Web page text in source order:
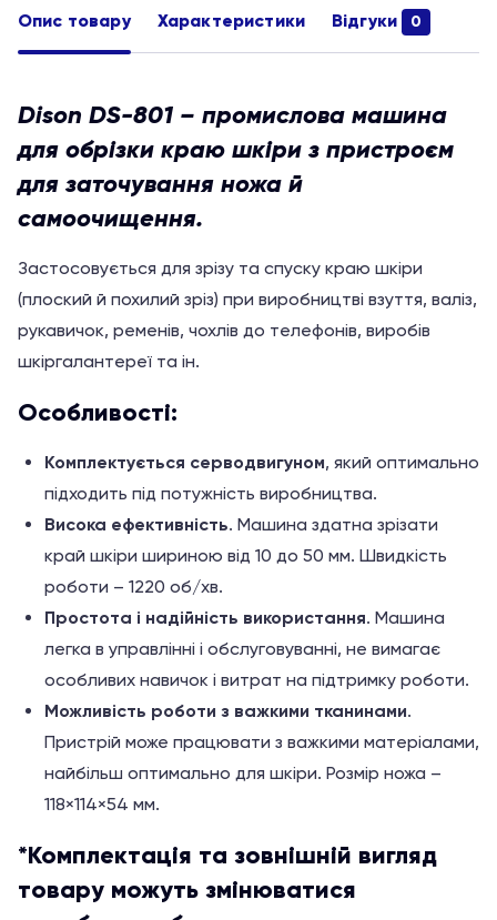
Опис товару Характеристики Відгуки 0
Dison DS-801 – промислова машина
для обрізки краю шкіри з пристроєм
для заточування ножа й
самоочищення.
Застосовується для зрізу та спуску краю шкіри
(плоский й похилий зріз) при виробництві взуття, валіз,
рукавичок, ременів, чохлів до телефонів, виробів
шкіргалантереї та ін.
Особливості:
Комплектується серводвигуном, який оптимально
підходить під потужність виробництва.
Висока ефективність. Машина здатна зрізати
край шкіри шириною від 10 до 50 мм. Швидкість
роботи – 1220 об/хв.
Простота і надійність використання. Машина
легка в управлінні і обслуговуванні, не вимагає
особливих навичок і витрат на підтримку роботи.
Можливість роботи з важкими тканинами.
Пристрій може працювати з важкими матеріалами,
найбільш оптимально для шкіри. Розмір ножа –
118×114×54 мм.
*Комплектація та зовнішній вигляд
товару можуть змінюватися